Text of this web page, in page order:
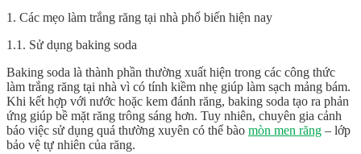
1. Các mẹo làm trắng răng tại nhà phổ biến hiện nay
1.1. Sử dụng baking soda
Baking soda là thành phần thường xuất hiện trong các công thức
làm trắng răng tại nhà vì có tính kiềm nhẹ giúp làm sạch mảng bám.
Khi kết hợp với nước hoặc kem đánh răng, baking soda tạo ra phản
ứng giúp bề mặt răng trông sáng hơn. Tuy nhiên, chuyên gia cảnh
báo việc sử dụng quá thường xuyên có thể bào mòn men răng – lớp
bảo vệ tự nhiên của răng.